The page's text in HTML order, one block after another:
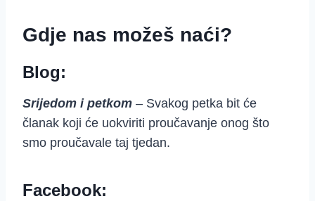
Gdje nas možeš naći?
Blog:
Srijedom i petkom – Svakog petka bit će
članak koji će uokviriti proučavanje onog što
smo proučavale taj tjedan.
Facebook: